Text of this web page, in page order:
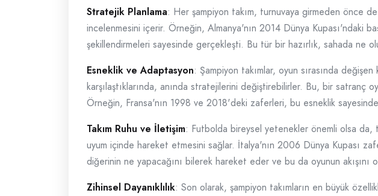
Stratejik Planlama: Her şampiyon takım, turnuvaya girmeden önce
incelenmesini içerir. Örneğin, Almanya'nın 2014 Dünya Kupası'ndaki
şekillendirmeleri sayesinde gerçekleşti. Bu tür bir hazırlık, sahada ne
Esneklik ve Adaptasyon: Şampiyon takımlar, oyun sırasında
karşılaştıklarında, anında stratejilerini değiştirebilirler. Bu, bir satranç
Örneğin, Fransa'nın 1998 ve 2018'deki zaferleri, bu esneklik
Takım Ruhu ve İletişim: Futbolda bireysel yetenekler önemli olsa da,
uyum içinde hareket etmesini sağlar. İtalya'nın 2006 Dünya Kupası
diğerinin ne yapacağını bilerek hareket eder ve bu da oyunun akışını
Zihinsel Dayanıklılık: Son olarak, şampiyon takımların en büyük